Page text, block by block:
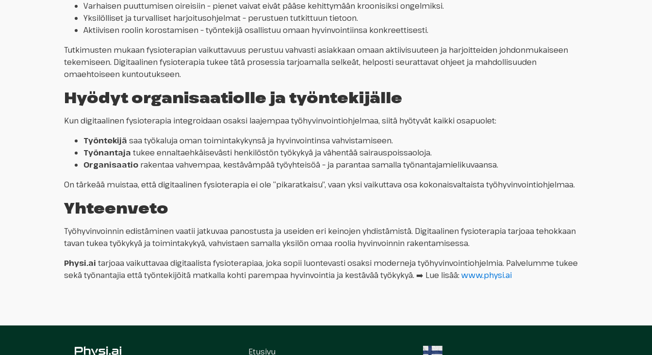
Varhaisen puuttumisen oireisiin – pienet vaivat eivät pääse kehittymään kroonisiksi ongelmiksi.
Yksilölliset ja turvalliset harjoitusohjelmat – perustuen tutkittuun tietoon.
Aktiivisen roolin korostamisen – työntekijä osallistuu omaan hyvinvointiinsa konkreettisesti.
Tutkimusten mukaan fysioterapian vaikuttavuus perustuu vahvasti asiakkaan omaan aktiivisuuteen ja harjoitteiden johdonmukaiseen
tekemiseen. Digitaalinen fysioterapia tukee tätä prosessia tarjoamalla selkeät, helposti seurattavat ohjeet ja mahdollisuuden
omaehtoiseen kuntoutukseen.
Hyödyt organisaatiolle ja työntekijälle
Kun digitaalinen fysioterapia integroidaan osaksi laajempaa työhyvinvointiohjelmaa, siitä hyötyvät kaikki osapuolet:
Työntekijä saa työkaluja oman toimintakykynsä ja hyvinvointinsa vahvistamiseen.
Työnantaja tukee ennaltaehkäisevästi henkilöstön työkykyä ja vähentää sairauspoissaoloja.
Organisaatio rakentaa vahvempaa, kestävämpää työyhteisöä – ja parantaa samalla työnantajamielikuvaansa.
On tärkeää muistaa, että digitaalinen fysioterapia ei ole “pikaratkaisu”, vaan yksi vaikuttava osa kokonaisvaltaista työhyvinvointiohjelmaa.
Yhteenveto
Työhyvinvoinnin edistäminen vaatii jatkuvaa panostusta ja useiden eri keinojen yhdistämistä. Digitaalinen fysioterapia tarjoaa tehokkaan
tavan tukea työkykyä ja toimintakykyä, vahvistaen samalla yksilön omaa roolia hyvinvoinnin rakentamisessa.
Physi.ai tarjoaa vaikuttavaa digitaalista fysioterapiaa, joka sopii luontevasti osaksi moderneja työhyvinvointiohjelmia. Palvelumme tukee
sekä työnantajia että työntekijöitä matkalla kohti parempaa hyvinvointia ja kestävää työkykyä. ➡️ Lue lisää: www.physi.ai
Etusivu